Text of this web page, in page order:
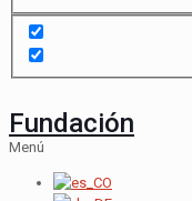
Fundación
Menú